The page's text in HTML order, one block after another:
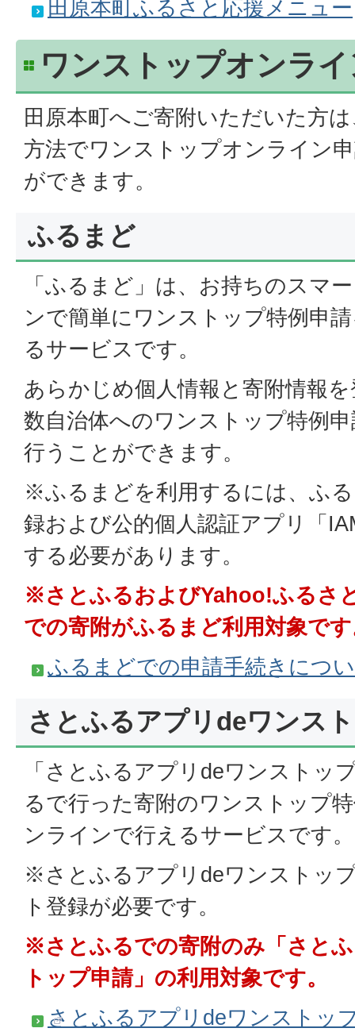
田原本町ふるさと応援メニュー
ワンストップオンラ
田原本町へご寄附いただいた方
方法でワンストップオンライン
ができます。
ふるまど
「ふるまど」は、お持ちのスマ
ンで簡単にワンストップ特例申
るサービスです。
あらかじめ個人情報と寄附情報
数自治体へのワンストップ特例
行うことができます。
※ふるまどを利用するには、ふ
録および公的個人認証アプリ「
する必要があります。
※さとふるおよびYahoo!ふるさ
での寄附がふるまど利用対象で
ふるまどでの申請手続きにつ
さとふるアプリdeワンス
「さとふるアプリdeワンストッ
るで行った寄附のワンストップ
ンラインで行えるサービスです。
※さとふるアプリdeワンストッ
ト登録が必要です。
※さとふるでの寄附のみ「さと
トップ申請」の利用対象です。
さとふるアプリdeワンストッ